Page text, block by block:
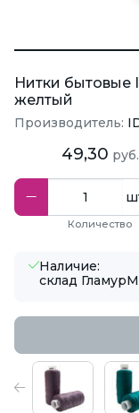
Нитки бытовые
желтый
Производитель:
49,30 руб.
Количество
Наличие:
склад